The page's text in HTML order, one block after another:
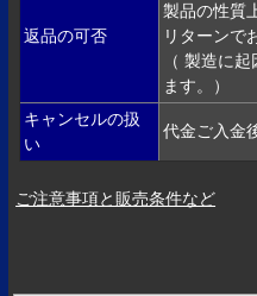
返品の可否
製品の性質
リターンで
（ 製造に
ます。）
キャンセルの扱
い
代金ご入金
ご注意事項と販売条件など